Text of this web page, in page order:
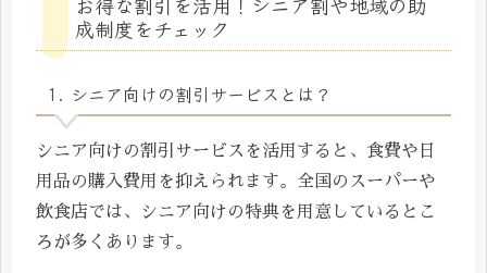
成制度をチェック
1. シニア向けの割引サービスとは？
シニア向けの割引サービスを活用すると、食費や日
用品の購入費用を抑えられます。全国のスーパーや
飲食店では、シニア向けの特典を用意しているとこ
ろが多くあります。